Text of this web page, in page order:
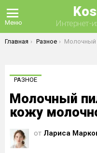
Меню Интернет-
Вы здесь:
Главная Разное Молочный пилинг- очищаем кожу
РАЗНОЕ
Молочный
кожу
от Лариса